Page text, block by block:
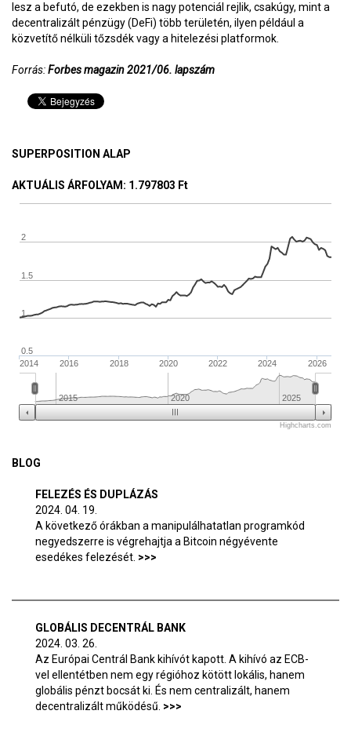
lesz a befutó, de ezekben is nagy potenciál rejlik, csakúgy, mint a
decentralizált pénzügy (DeFi) több területén, ilyen például a
közvetítő nélküli tőzsdék vagy a hitelezési platformok.
Forrás:Forbes magazin 2021/06. lapszám
SUPERPOSITION ALAP
AKTUÁLIS ÁRFOLYAM : 1.797803 Ft
2016 2018 2020 2022 2024 2026
2014
2015 2020 2025
1
1.5
2
0.5
Highcharts.com
BLOG
FELEZÉS ÉS DUPLÁZÁS
2024. 04. 19.
A következő órákban a manipulálhatatlan programkód
negyedszerre is végrehajtja a Bitcoin négyévente
esedékes felezését.
GLOBÁLIS DECENTRÁL BANK
2024. 03. 26.
Az Európai Centrál Bank kihívót kapott. A kihívó az ECB-
vel ellentétben nem egy régióhoz kötött lokális, hanem
globális pénzt bocsát ki. És nem centralizált, hanem
decentralizált működésű.